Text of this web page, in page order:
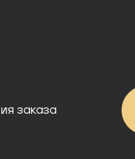
заказа